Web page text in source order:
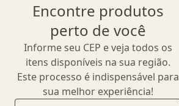
Encontre produtos
perto de você
Informe seu CEP e veja todos os
itens disponíveis na sua região.
Este processo é indispensável para
sua melhor experiência!